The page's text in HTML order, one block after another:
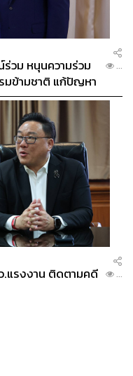
วม หนุนความร่วม
มข้ามชาติ แก้ปัญหา
...
.แรงงาน ติดตามคดี
...